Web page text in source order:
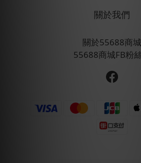
關於我們
關於55688商城
55688商城FB粉